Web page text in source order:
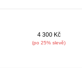
4 300 Kč
(po 25% slevě)